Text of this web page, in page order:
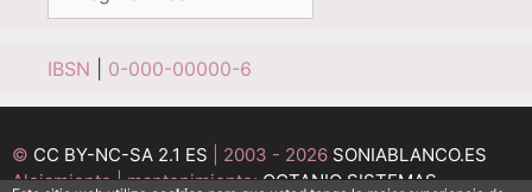
IBSN 0-000-00000-6
© CC BY-NC-SA 2.1 ES | 2003 - 2026 SONIABLANCO.ES
Alojamiento | mantenimiento:OCTANIO SISTEMAS